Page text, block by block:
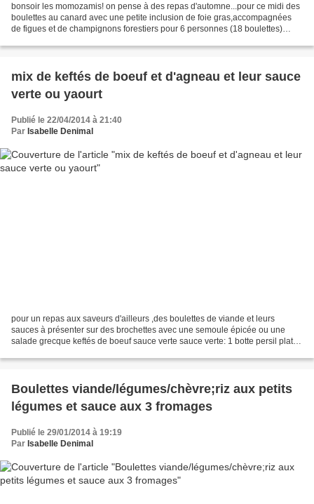
bonsoir les momozamis! on pense à des repas d'automne...pour ce midi des
boulettes au canard avec une petite inclusion de foie gras,accompagnées
de figues et de champignons forestiers pour 6 personnes (18 boulettes)
mix de keftés de boeuf et d'agneau et leur sauce
verte ou yaourt
Publié le 22/04/2014 à 21:40
Par Isabelle Denimal
pour un repas aux saveurs d'ailleurs ,des boulettes de viande et leurs
sauces à présenter sur des brochettes avec une semoule épicée ou une
salade grecque keftés de boeuf sauce verte sauce verte: 1 botte persil plat 1
Boulettes viande/légumes/chèvre;riz aux petits
légumes et sauce aux 3 fromages
Publié le 29/01/2014 à 19:19
Par Isabelle Denimal